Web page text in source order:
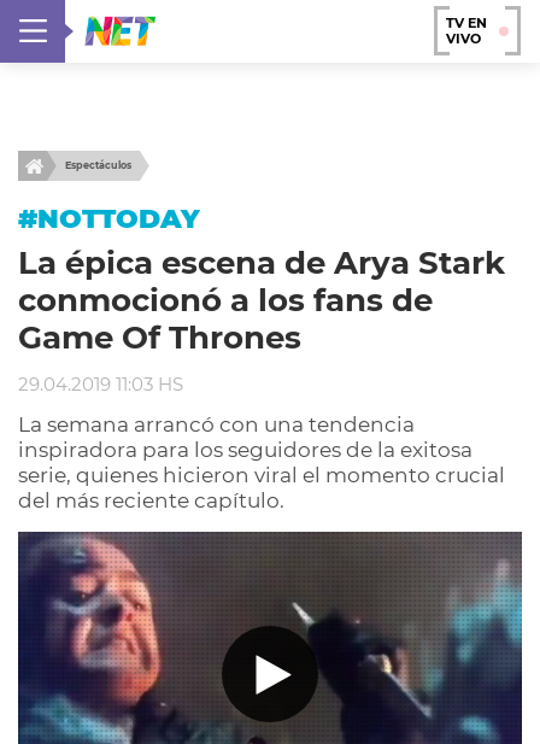
TV EN
VIVO
Espectáculos
#NOTTODAY
La épica escena de Arya Stark
conmocionó a los fans de
Game Of Thrones
29.04.2019 11:03 HS
La semana arrancó con una tendencia
inspiradora para los seguidores de la exitosa
serie, quienes hicieron viral el momento crucial
del más reciente capítulo.